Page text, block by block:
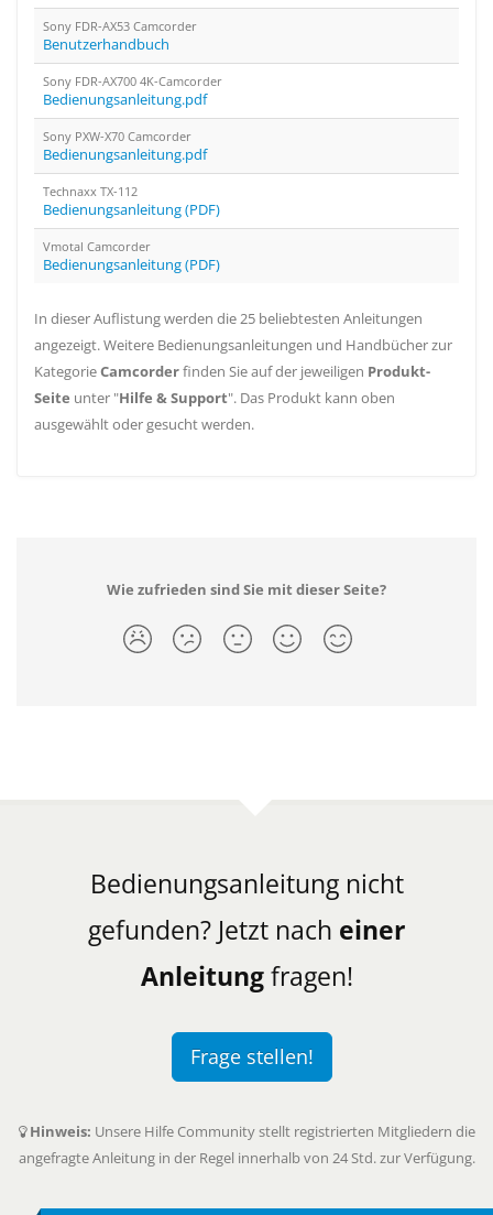
Sony FDR-AX53 Camcorder
Benutzerhandbuch
Sony FDR-AX700 4K-Camcorder
Bedienungsanleitung.pdf
Sony PXW-X70 Camcorder
Bedienungsanleitung.pdf
Technaxx TX-112
Bedienungsanleitung (PDF)
Vmotal Camcorder
Bedienungsanleitung (PDF)
In dieser Auflistung werden die 25 beliebtesten Anleitungen
angezeigt. Weitere Bedienungsanleitungen und Handbücher zur
KategorieCamcorderfinden Sie auf der jeweiligen Produkt-
Seite unter "Hilfe & Support". Das Produkt kann oben
ausgewählt oder gesucht werden.
Wie zufrieden sind Sie mit dieser Seite?
Bedienungsanleitung nicht
gefunden? Jetzt nach einer
Anleitungfragen!
Frage stellen!
Hinweis: Unsere Hilfe Community stellt registrierten Mitgliedern die
angefragte Anleitung in der Regel innerhalb von 24 Std. zur Verfügung.